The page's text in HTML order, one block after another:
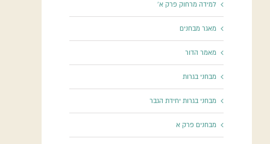
למידה מרחוק פרק א'
מאגר מבחנים
מאמר הדור
מבחני בגרות
מבחני בגרות יחידת הגבר
מבחנים פרק א